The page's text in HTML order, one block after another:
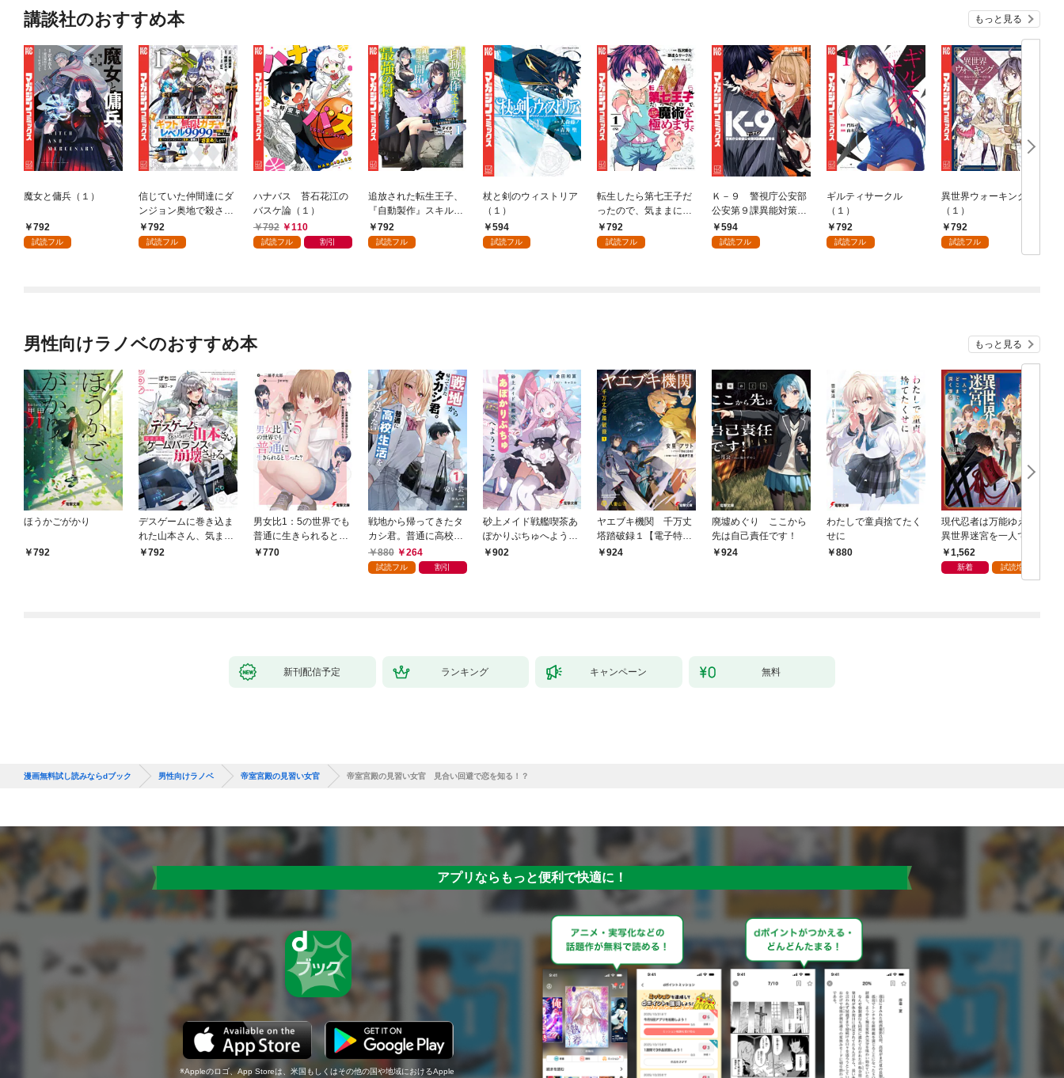
講談社のおすすめ本 もっと見る
魔女と傭兵（１）
792
試読フル
信じていた仲間達にダ
ンジョン奥地で殺され
かけたがギフト『無限
ガチャ』でレベル９９
792
試読フル
ハナバス 苔石花江の
バスケ論（１）
792
110
試読フル 割引
追放された転生王子、
『自動製作』スキルで
領地を爆速で開拓し最
強の村を作ってしまう
792
試読フル
杖と剣のウィストリア
（１）
594
試読フル
転生したら第七王子だ
ったので、気ままに魔
術を極めます（１）
792
試読フル
Ｋ－９ 警視庁公安部
公安第９課異能対策係
（１）
594
試読フル
ギルティサークル
（１）
792
試読フル
異世界ウォーキング
（１）
792
試読フル
男性向けラノベのおすすめ本 もっと見る
ほうかごがかり
792
デスゲームに巻き込ま
れた山本さん、気まま
にゲームバランスを崩
792
男女比1：5の世界でも
普通に生きられると思
った？ ～激重感情な
770
戦地から帰ってきたタ
カシ君。普通に高校生
活を送りたい【電子版
特典付】１
880 264
試読フル 割引
砂上メイド戦艦喫茶あ
ぽかりぷちゅへようこ
そ902
ヤエブキ機関 千万丈
塔踏破録１【電子特別
版】924
廃墟めぐり ここから
先は自己責任です！
924
わたしで童貞捨てたく
せに
880
現代忍者は万能ゆえに
異世界迷宮を一人でど
こまでも深く潜る 1
1,562
新着 試読増量
新刊配信予定 ランキング キャンペーン 無料
漫画無料試し読みならdブック 男性向けラノベ 帝室宮殿の見習い女官 帝室宮殿の見習い女官 見合い回避で恋を知る！？
アプリならもっと便利で快適に！
Appleのロゴ、App Storeは、米国もしくはその他の国や地域におけるApple